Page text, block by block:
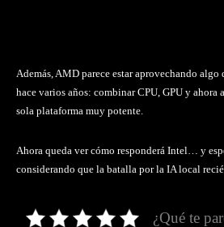
Además, AMD parece estar aprovechando
hace varios años: combinar CPU, GPU y ahora
sola plataforma muy potente.
Ahora queda ver cómo responderá Intel… y
considerando que la batalla por la IA local
¿Qué te